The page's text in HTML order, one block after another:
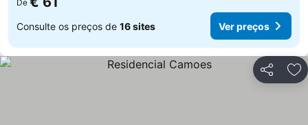
De
Consulte os preços de 16 sites Ver preços
Partilhar